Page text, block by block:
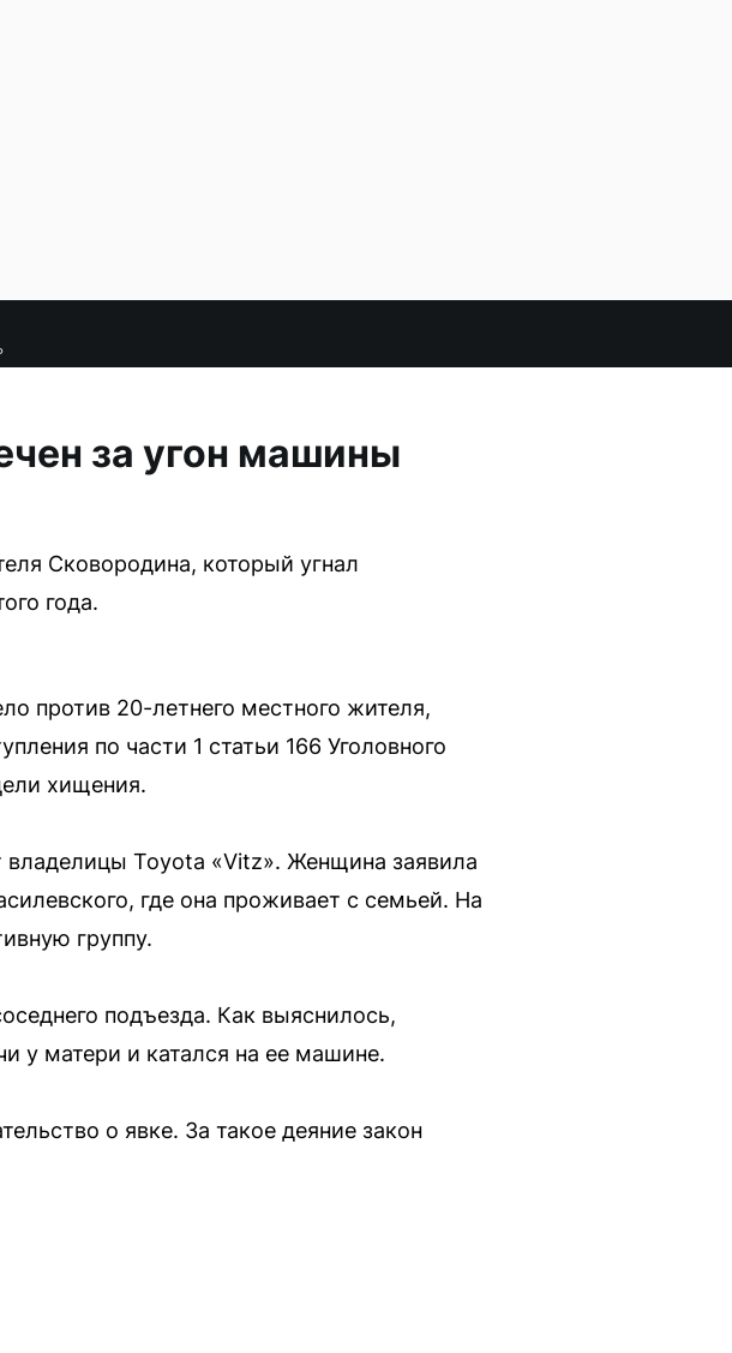
за угон машины
Сковородина, который угнал
года.
против 20-летнего местного жителя,
по части 1 статьи 166 Уголовного
хищения.
владелицы Toyota «Vitz». Женщина заявила
где она проживает с семьей. На
группу.
подъезда. Как выяснилось,
у матери и катался на ее машине.
о явке. За такое деяние закон